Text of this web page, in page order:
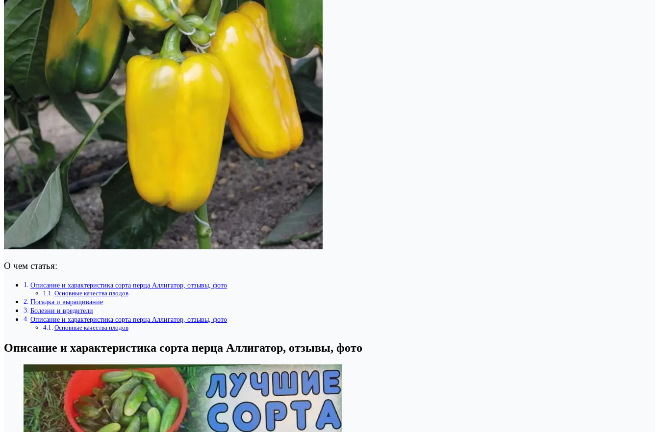
О чем статья:
Описание и характеристика сорта перца Аллигатор, отзывы, фото
Основные качества плодов
Посадка и выращивание
Болезни и вредители
Описание и характеристика сорта перца Аллигатор, отзывы, фото
Основные качества плодов
Описание и характеристика сорта перца Аллигатор, отзывы, фото